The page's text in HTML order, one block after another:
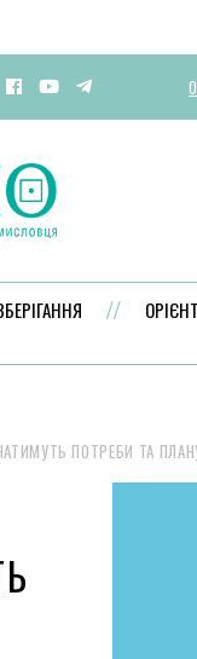
ПОТРЕБИ ТА